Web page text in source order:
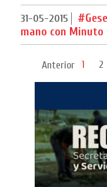
31-05-2015
mano con Minuto
Anterior 1 2